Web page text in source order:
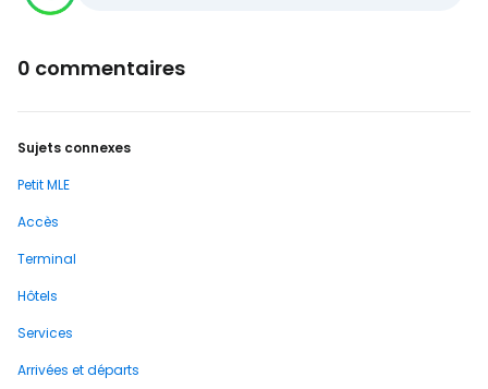
0 commentaires
Sujets connexes
Petit MLE
Accès
Terminal
Hôtels
Services
Arrivées et départs